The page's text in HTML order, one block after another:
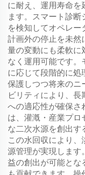
に耐え、運用寿命
ます。スマート診
を検知してオペレ
計画外の停止を未然
量の変動にも柔軟に
なく運用可能です。
に応じて段階的に処
保護しつつ将来のニ
ビリティにより、
への適応性が確保さ
は、灌漑・産業プ
な二次水源を創出す
この水回収により
源管理が実現します
益の創出が可能とな